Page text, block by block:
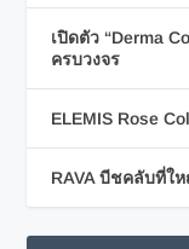
เปิดตัว “Derma
ครบวงจร
ELEMIS Rose
RAVA บีชคลับที่ใ